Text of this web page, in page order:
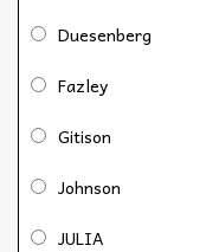
Duesenberg
Fazley
Gitison
Johnson
JULIA